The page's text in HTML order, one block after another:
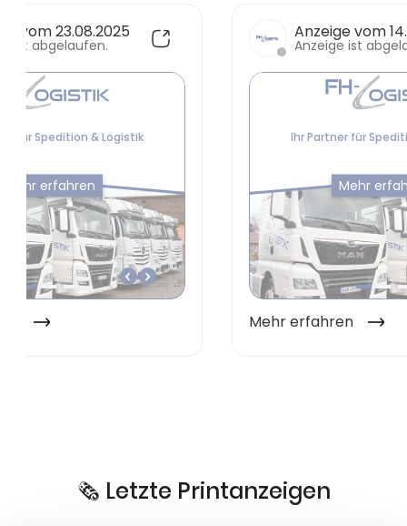
🗞️ Letzte Printanzeigen